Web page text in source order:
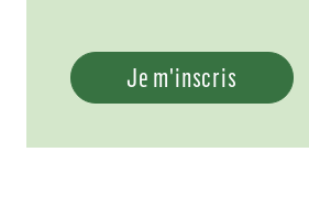
Je m'inscris